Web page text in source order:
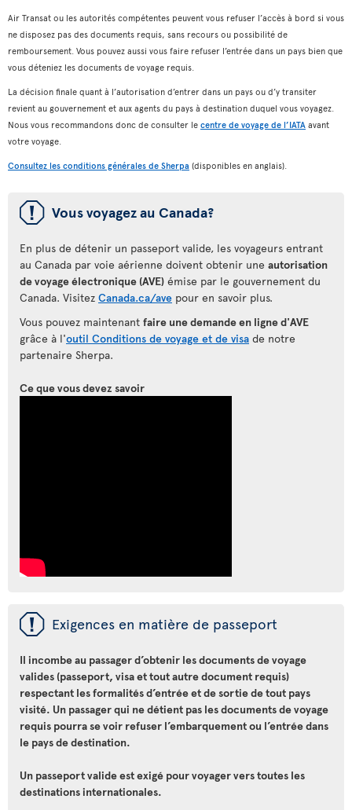
Air Transat ou les autorités compétentes peuvent vous refuser l’accès à bord si vous
ne disposez pas des documents requis, sans recours ou possibilité de
remboursement. Vous pouvez aussi vous faire refuser l’entrée dans un pays bien que
vous déteniez les documents de voyage requis.
La décision finale quant à l’autorisation d’entrer dans un pays ou d’y transiter
revient au gouvernement et aux agents du pays à destination duquel vous voyagez.
Nous vous recommandons donc de consulter le centre de voyage de l’IATA avant
votre voyage.
Consultez les conditions générales de Sherpa (disponibles en anglais).
ü Vous voyagez au Canada?
En plus de détenir un passeport valide, les voyageurs entrant
au Canada par voie aérienne doivent obtenir une autorisation
de voyage électronique (AVE) émise par le gouvernement du
Canada. Visitez Canada.ca/ave pour en savoir plus.
Vous pouvez maintenant faire une demande en ligne d'AVE
grâce à l'outil Conditions de voyage et de visa
partenaire Sherpa.
Ce que vous devez savoir
ü Exigences en matière de passeport
Il incombe au passager d’obtenir les documents de voyage
valides (passeport, visa et tout autre document requis)
respectant les formalités d’entrée et de sortie de tout pays
visité. Un passager qui ne détient pas les documents de voyage
requis pourra se voir refuser l’embarquement ou l’entrée dans
le pays de destination.
Un passeport valide est exigé pour voyager vers toutes les
destinations internationales.